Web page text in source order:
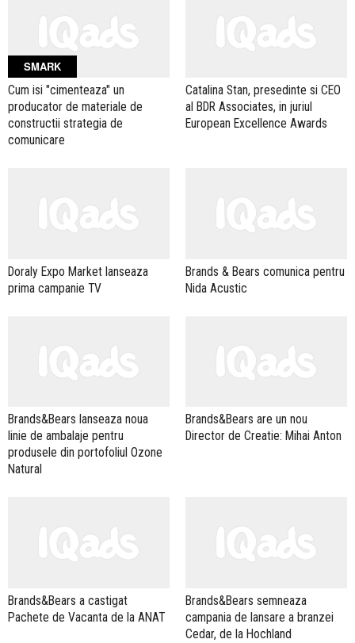
SMARK
Cum isi "cimenteaza" un
producator de materiale de
constructii strategia de
comunicare
Catalina Stan, presedinte si CEO
al BDR Associates, in juriul
European Excellence Awards
Doraly Expo Market lanseaza
prima campanie TV
Brands & Bears comunica pentru
Nida Acustic
Brands&Bears lanseaza noua
linie de ambalaje pentru
produsele din portofoliul Ozone
Natural
Brands&Bears are un nou
Director de Creatie: Mihai Anton
Brands&Bears a castigat
Pachete de Vacanta de la ANAT
Brands&Bears semneaza
campania de lansare a branzei
Cedar, de la Hochland